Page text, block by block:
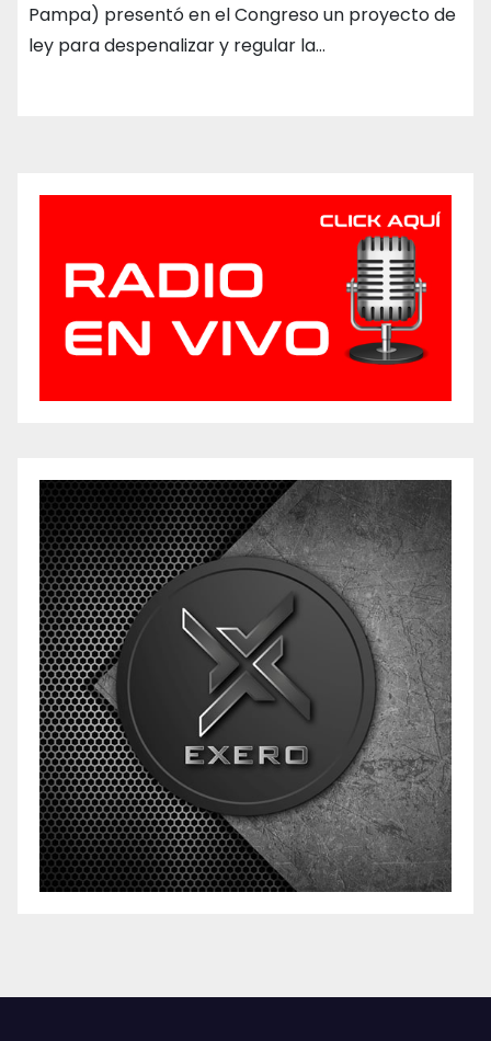
Pampa) presentó en el Congreso un proyecto de
ley para despenalizar y regular la…